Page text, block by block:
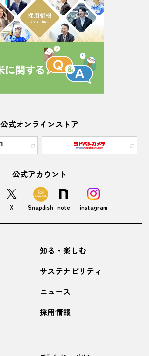
公式オンラインストア
公式アカウント
X Snapdish note instagram
知る・楽しむ
サステナビリティ
ニュース
採用情報